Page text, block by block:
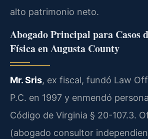
alto patrimonio neto.
Abogado Principal para Casos
Física en Augusta County
Mr. Sris, ex fiscal, fundó Law
P.C. en 1997 y enmendó
Código de Virginia § 20-107.3.
(abogado consultor